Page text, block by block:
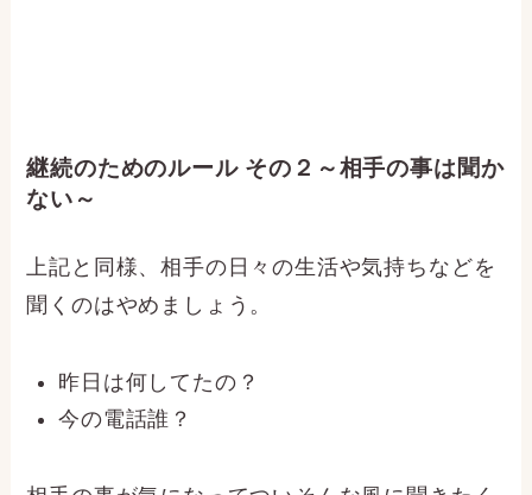
継続のためのルール その２～相手の事は聞か
ない～
上記と同様、相手の日々の生活や気持ちなどを
聞くのはやめましょう。
昨日は何してたの？
今の電話誰？